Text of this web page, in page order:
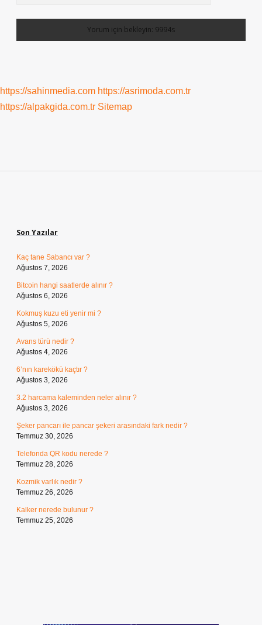
https://sahinmedia.com https://asrimoda.com.tr
https://alpakgida.com.tr Sitemap
Son Yazılar
Kaç tane Sabancı var ?
Ağustos 7, 2026
Bitcoin hangi saatlerde alınır ?
Ağustos 6, 2026
Kokmuş kuzu eti yenir mi ?
Ağustos 5, 2026
Avans türü nedir ?
Ağustos 4, 2026
6’nın karekökü kaçtır ?
Ağustos 3, 2026
3.2 harcama kaleminden neler alınır ?
Ağustos 3, 2026
Şeker pancarı ile pancar şekeri arasındaki fark nedir ?
Temmuz 30, 2026
Telefonda QR kodu nerede ?
Temmuz 28, 2026
Kozmik varlık nedir ?
Temmuz 26, 2026
Kalker nerede bulunur ?
Temmuz 25, 2026